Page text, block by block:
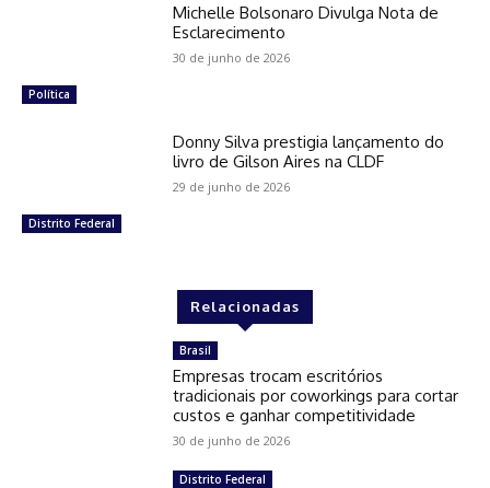
Política
Michelle Bolsonaro Divulga Nota de
Esclarecimento
30 de junho de 2026
Distrito Federal
Donny Silva prestigia lançamento do
livro de Gilson Aires na CLDF
29 de junho de 2026
Relacionadas
Brasil
Empresas trocam escritórios
tradicionais por coworkings para cortar
custos e ganhar competitividade
30 de junho de 2026
Distrito Federal